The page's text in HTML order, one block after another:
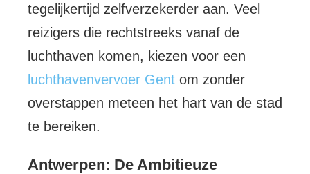
tegelijkertijd zelfverzekerder aan. Veel
reizigers die rechtstreeks vanaf de
luchthaven komen, kiezen voor een
uchthavenvervoer Gentom zonder
overstappen meteen het hart van de stad
te bereiken.
Antwerpen: De Ambitieuze